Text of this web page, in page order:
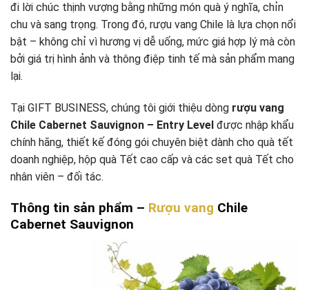
đi lời chúc thịnh vượng bằng những món quà ý nghĩa, chỉn
chu và sang trọng. Trong đó, rượu vang Chile là lựa chọn nổi
bật – không chỉ vì hương vị dễ uống, mức giá hợp lý mà còn
bởi giá trị hình ảnh và thông điệp tinh tế mà sản phẩm mang
lại.
Tại GIFT BUSINESS, chúng tôi giới thiệu dòng rượu vang
Chile Cabernet Sauvignon – Entry Level được nhập khẩu
chính hãng, thiết kế đóng gói chuyên biệt dành cho quà tết
doanh nghiệp, hộp quà Tết cao cấp và các set quà Tết cho
nhân viên – đối tác.
Thông tin sản phẩm – Rượu vang Chile
Cabernet Sauvignon